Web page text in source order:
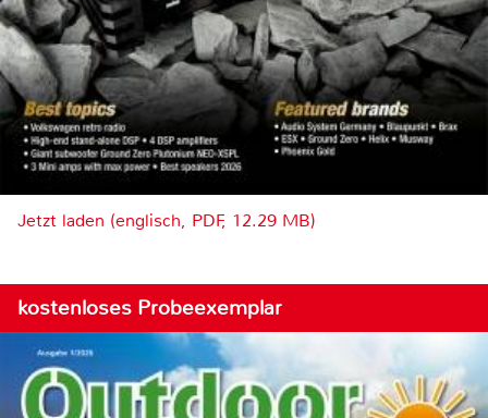
Jetzt laden (englisch, PDF, 12.29 MB)
kostenloses Probeexemplar